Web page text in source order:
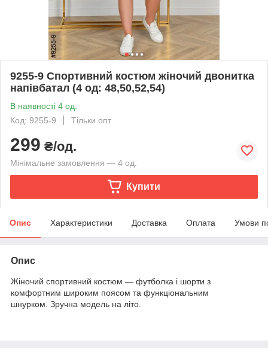
9255-9 Спортивний костюм жіночий двонитка
напівбатал (4 од: 48,50,52,54)
В наявності 4 од.
Код: 9255-9
Тільки опт
299 ₴/од.
Мінімальне замовлення — 4 од.
Купити
Опис Характеристики Доставка Оплата Умови
Опис
Жіночий спортивний костюм — футболка і шорти з
комфортним широким поясом та функціональним
шнурком. Зручна модель на літо.